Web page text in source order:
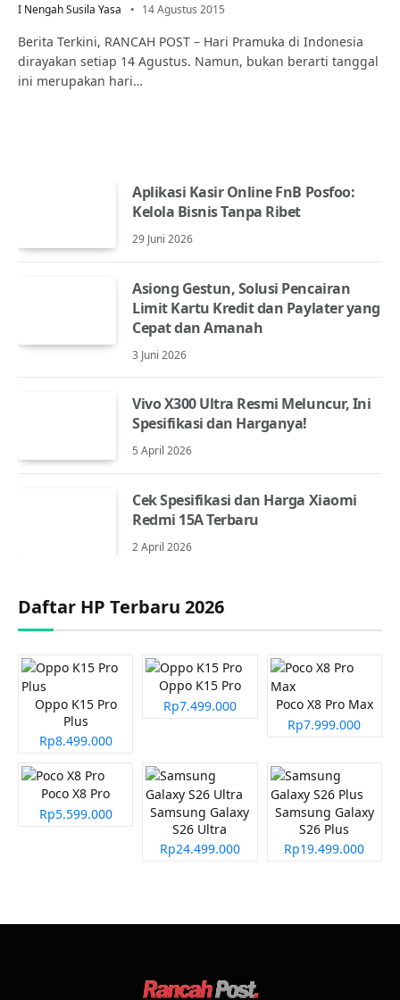
I Nengah Susila Yasa 14 Agustus 2015
Berita Terkini, RANCAH POST – Hari Pramuka di Indonesia
dirayakan setiap 14 Agustus. Namun, bukan berarti tanggal
ini merupakan hari…
Aplikasi Kasir Online FnB Posfoo:
Kelola Bisnis Tanpa Ribet
29 Juni 2026
Asiong Gestun, Solusi Pencairan
Limit Kartu Kredit dan Paylater yang
Cepat dan Amanah
3 Juni 2026
Vivo X300 Ultra Resmi Meluncur, Ini
Spesifikasi dan Harganya!
5 April 2026
Cek Spesifikasi dan Harga Xiaomi
Redmi 15A Terbaru
2 April 2026
Daftar HP Terbaru 2026
Oppo K15 Pro
Plus
Rp8.499.000
Oppo K15 Pro
Rp7.499.000
Poco X8 Pro Max
Rp7.999.000
Poco X8 Pro
Rp5.599.000
Samsung Galaxy
S26 Ultra
Rp24.499.000
Samsung Galaxy
S26 Plus
Rp19.499.000